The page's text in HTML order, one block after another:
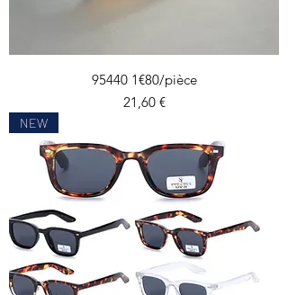
95440 1€80/pièce
Prix
21,60 €
NEW